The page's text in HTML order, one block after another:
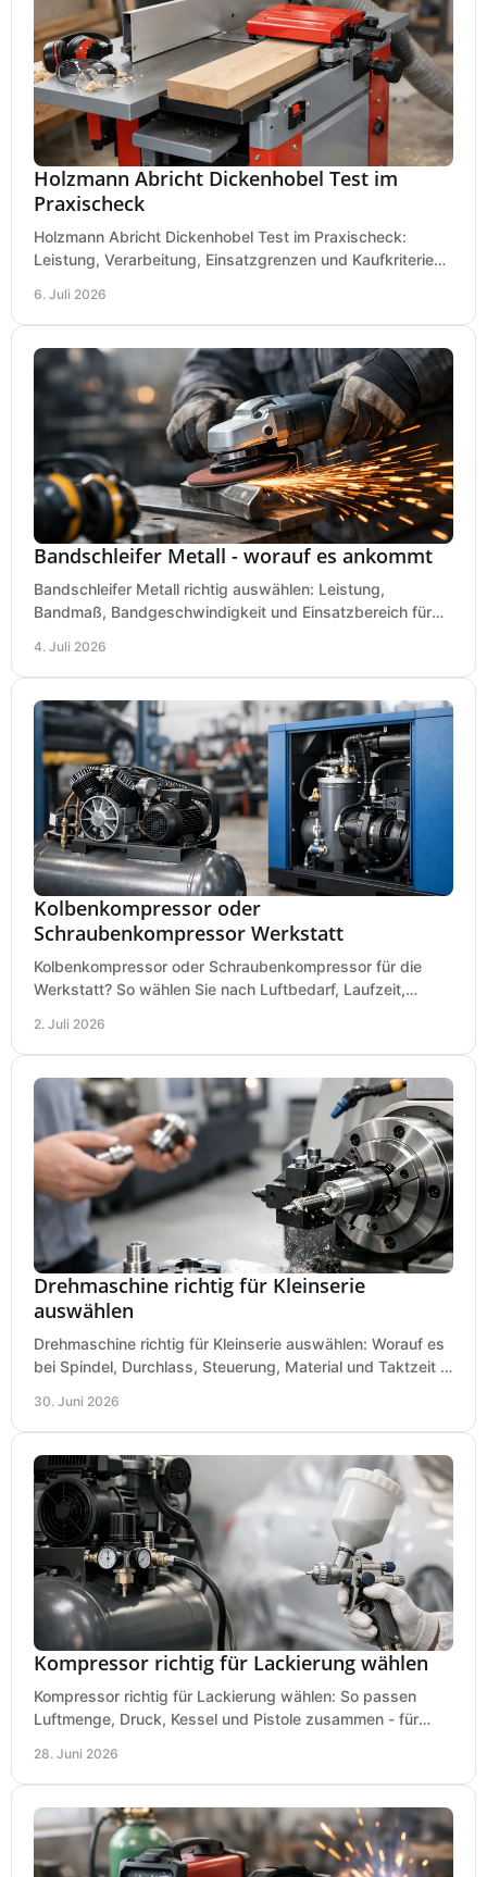
Holzmann Abricht Dickenhobel Test im
Praxischeck
Holzmann Abricht Dickenhobel Test im Praxischeck:
Leistung, Verarbeitung, Einsatzgrenzen und Kaufkriterien
6. Juli 2026
Bandschleifer Metall - worauf es ankommt
Bandschleifer Metall richtig auswählen: Leistung,
Bandmaß, Bandgeschwindigkeit und Einsatzbereich für
4. Juli 2026
Kolbenkompressor oder
Schraubenkompressor Werkstatt
Kolbenkompressor oder Schraubenkompressor für die
Werkstatt? So wählen Sie nach Luftbedarf, Laufzeit,
2. Juli 2026
Drehmaschine richtig für Kleinserie
auswählen
Drehmaschine richtig für Kleinserie auswählen: Worauf es
bei Spindel, Durchlass, Steuerung, Material und Taktzeit in
30. Juni 2026
Kompressor richtig für Lackierung wählen
Kompressor richtig für Lackierung wählen: So passen
Luftmenge, Druck, Kessel und Pistole zusammen - für
28. Juni 2026